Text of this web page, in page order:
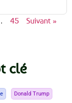
45 Suivant »
clé
Donald Trump